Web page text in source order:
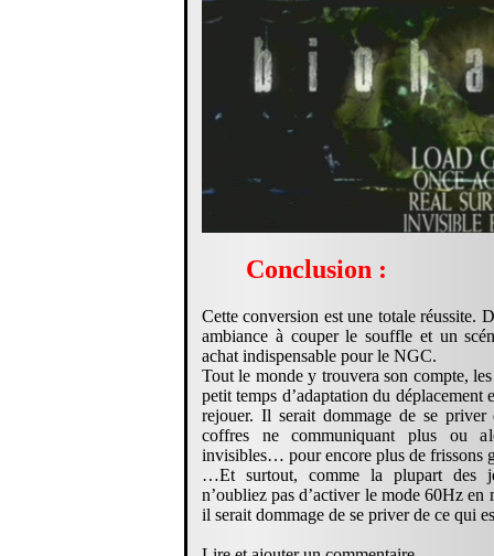
Conclusion :
Cette conversion est une totale réussite.
ambiance à couper le souffle et un
achat indispensable pour le NGC.
Tout le monde y trouvera son compte,
petit temps d’adaptation du
rejouer. Il serait dommage de se
coffres ne communiquant plus ou
invisibles… pour encore plus de frissons
…Et surtout, comme la plupart des
n’oubliez pas d’activer le mode 60Hz
il serait dommage de se priver de ce qui